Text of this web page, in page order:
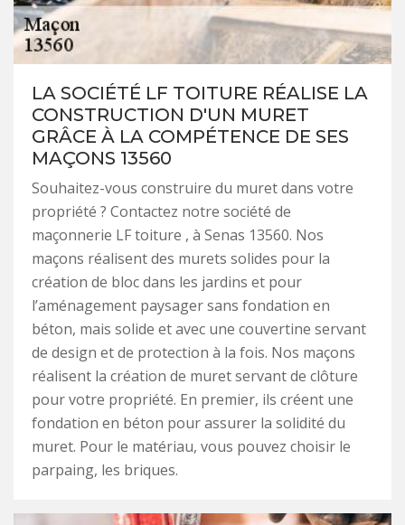
LA SOCIÉTÉ LF TOITURE RÉALISE LA
CONSTRUCTION D'UN MURET
GRÂCE À LA COMPÉTENCE DE SES
MAÇONS 13560
Souhaitez-vous construire du muret dans votre
propriété ? Contactez notre société de
maçonnerie LF toiture , à Senas 13560. Nos
maçons réalisent des murets solides pour la
création de bloc dans les jardins et pour
l’aménagement paysager sans fondation en
béton, mais solide et avec une couvertine servant
de design et de protection à la fois. Nos maçons
réalisent la création de muret servant de clôture
pour votre propriété. En premier, ils créent une
fondation en béton pour assurer la solidité du
muret. Pour le matériau, vous pouvez choisir le
parpaing, les briques.